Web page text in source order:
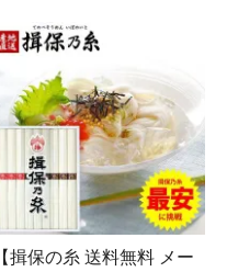
【揖保の糸 送料無料 メー